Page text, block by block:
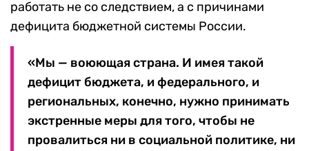
работать не со следствием, а с причинами
дефицита бюджетной системы России.
«Мы — воюющая страна. И имея такой
дефицит бюджета, и федерального, и
региональных, конечно, нужно принимать
экстренные меры для того, чтобы не
провалиться ни в социальной политике, ни